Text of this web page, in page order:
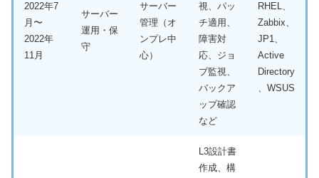
2022年7
月〜
2022年
11月
サーバー
運用・保
守
サーバー
管理（オ
ンプレ中
心）
視、パッ
チ適用、
障害対
応、ジョ
ブ監視、
バックア
ップ確認
など
RHEL、
Zabbix、
JP1、
Active
Directory
、WSUS
L3設計書
作成、構